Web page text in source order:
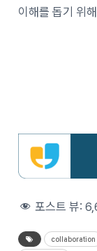
이해를 돕기 위
포스트 뷰:
collaboration